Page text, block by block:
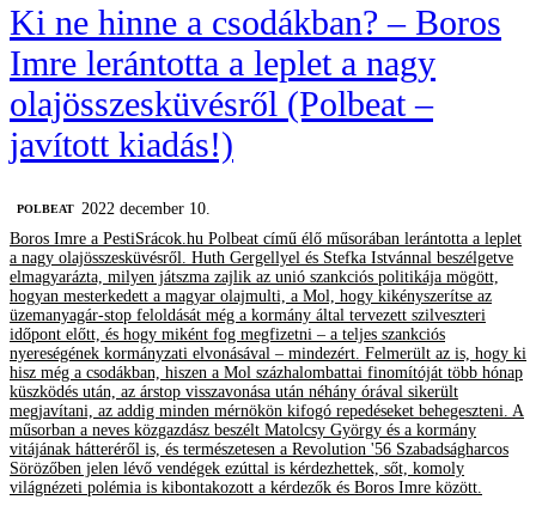
Ki ne hinne a csodákban? – Boros
Imre lerántotta a leplet a nagy
olajösszesküvésről (Polbeat –
javított kiadás!)
‎POLBEAT
2022 december 10.
Boros Imre a PestiSrácok.hu Polbeat című élő műsorában lerántotta a leplet
a nagy olajösszesküvésről. Huth Gergellyel és Stefka Istvánnal beszélgetve
elmagyarázta, milyen játszma zajlik az unió szankciós politikája mögött,
hogyan mesterkedett a magyar olajmulti, a Mol, hogy kikényszerítse az
üzemanyagár-stop feloldását még a kormány által tervezett szilveszteri
időpont előtt, és hogy miként fog megfizetni – a teljes szankciós
nyereségének kormányzati elvonásával – mindezért. Felmerült az is, hogy ki
hisz még a csodákban, hiszen a Mol százhalombattai finomítóját több hónap
küszködés után, az árstop visszavonása után néhány órával sikerült
megjavítani, az addig minden mérnökön kifogó repedéseket behegeszteni. A
műsorban a neves közgazdász beszélt Matolcsy György és a kormány
vitájának hátteréről is, és természetesen a Revolution '56 Szabadságharcos
Sörözőben jelen lévő vendégek ezúttal is kérdezhettek, sőt, komoly
világnézeti polémia is kibontakozott a kérdezők és Boros Imre között.